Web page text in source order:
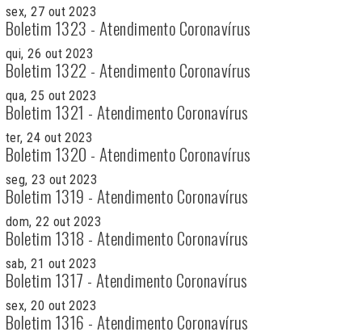
sex, 27 out 2023
Boletim 1323 - Atendimento Coronavírus
qui, 26 out 2023
Boletim 1322 - Atendimento Coronavírus
qua, 25 out 2023
Boletim 1321 - Atendimento Coronavírus
ter, 24 out 2023
Boletim 1320 - Atendimento Coronavírus
seg, 23 out 2023
Boletim 1319 - Atendimento Coronavírus
dom, 22 out 2023
Boletim 1318 - Atendimento Coronavírus
sab, 21 out 2023
Boletim 1317 - Atendimento Coronavírus
sex, 20 out 2023
Boletim 1316 - Atendimento Coronavírus